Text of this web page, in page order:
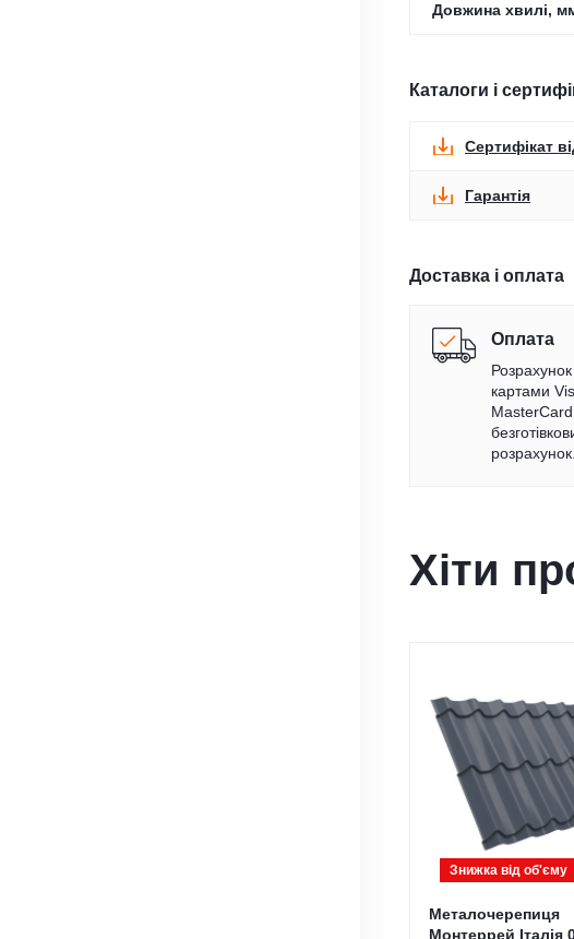
Довжина хвилі,
Каталоги і
Сертифікат
Гарантія
Доставка і оплата
Оплата
Розрахунок
картами
розрахунок.
Хіти
Знижка від обʹєму
Металочерепиця
Монтеррей Італія